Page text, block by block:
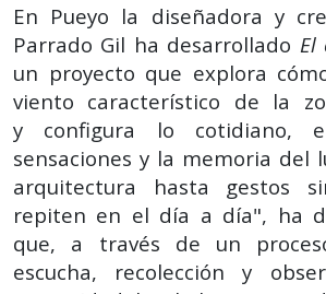
En Pueyo la diseñadora y
Parrado Gil ha desarrollado El
un proyecto que explora
viento característico de la
y configura lo cotidiano,
sensaciones y la memoria del
arquitectura hasta gestos
repiten en el día a día", ha
que, a través de un
escucha, recolección y